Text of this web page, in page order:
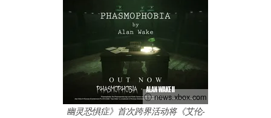
ⓘ news.xbox.com
幽灵恐惧症》首次跨界活动将《艾伦-